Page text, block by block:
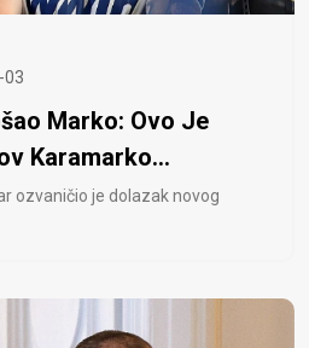
03
Marko: Ovo Je
Karamarko...
ozvaničio je dolazak novog